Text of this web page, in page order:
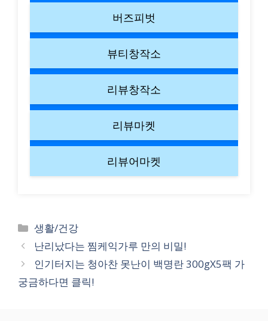
버즈피벗
뷰티창작소
리뷰창작소
리뷰마켓
리뷰어마켓
Categories
생활/건강
난리났다는 찜케익가루 만의 비밀!
인기터지는 청아찬 못난이 백명란 300gX5팩 가
궁금하다면 클릭!